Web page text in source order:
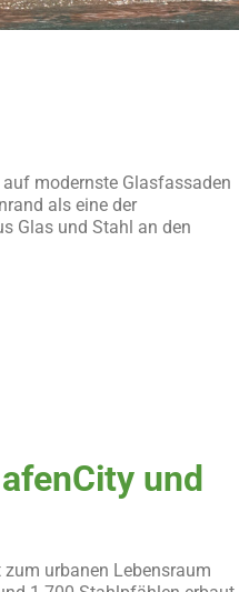
modernste Glasfassaden
als eine der
Glas und Stahl an den
und
urbanen Lebensraum